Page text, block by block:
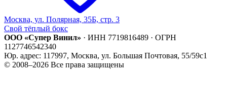
Москва, ул. Полярная, 35Б, стр. 3
Свой тёплый бокс
ООО «Супер Винил» · ИНН 7719816489 · ОГРН
1127746542340
Юр. адрес: 117997, Москва, ул. Большая Почтовая, 55/59с1
© 2008–2026 Все права защищены